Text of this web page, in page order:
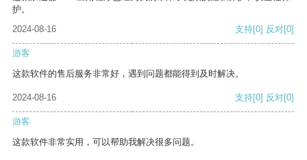
护。
2024-08-16
支持[0] 反对[0]
游客
这款软件的售后服务非常好，遇到问题都能得到及时解决。
2024-08-16 支持[0] 反对[0]
游客
这款软件非常实用，可以帮助我解决很多问题。